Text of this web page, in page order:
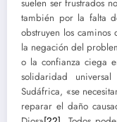
suelen ser frustrados
también por la falta
obstruyen los caminos
la negación del
o la confianza ciega
solidaridad
Sudáfrica, «se
reparar el daño